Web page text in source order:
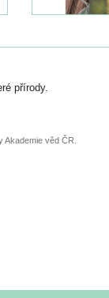
přírody.
věd ČR.